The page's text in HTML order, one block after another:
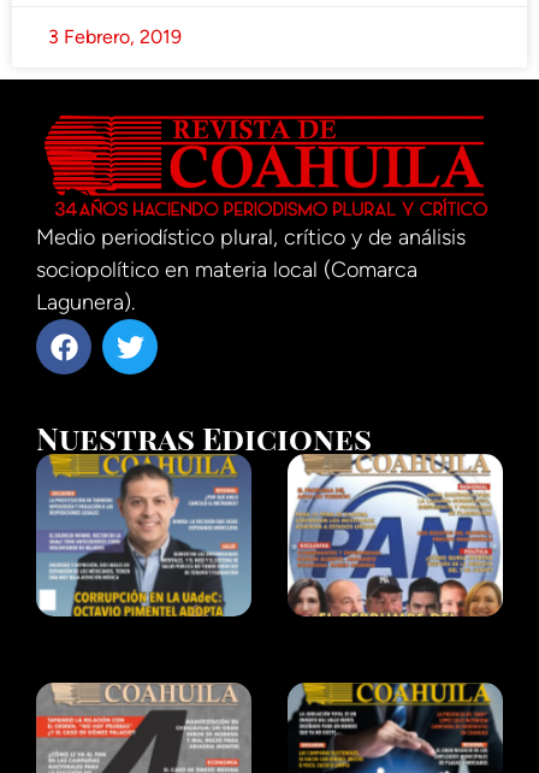
3 Febrero, 2019
Medio periodístico plural, crítico y de análisis
sociopolítico en materia local (Comarca
Lagunera).
Nuestras Ediciones